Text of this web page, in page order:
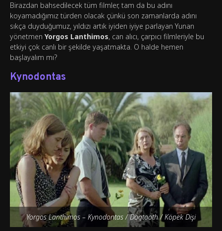
Birazdan bahsedilecek tüm filmler, tam da bu adını
koyamadığımız türden olacak çünkü son zamanlarda adını
sıkça duyduğumuz, yıldızı artık iyiden iyiye parlayan Yunan
yönetmen Yorgos Lanthimos, can alıcı, çarpıcı filmleriyle bu
etkiyi çok canlı bir şekilde yaşatmakta. O halde hemen
başlayalım mı?
Kynodontas
Yorgos Lanthimos – Kynodontas / Dogtooth / Köpek Dişi